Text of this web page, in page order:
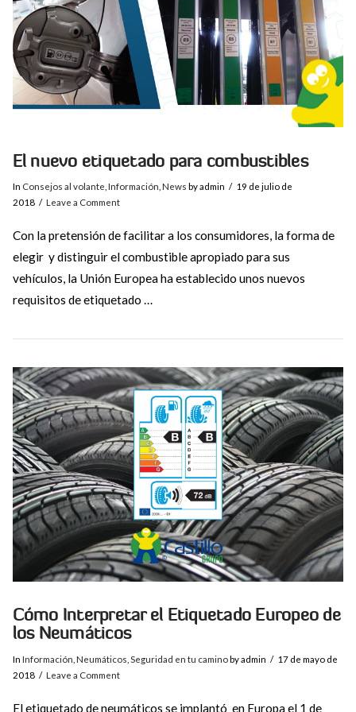
VIEW POST
El nuevo etiquetado para combustibles
In Consejos al volante Información News by admin
19 de julio de
2018
Leave a Comment
Con la pretensión de facilitar a los consumidores, la forma de
elegir y distinguir el combustible apropiado para sus
vehículos, la Unión Europea ha establecido unos nuevos
requisitos de etiquetado …
Cómo Interpretar el Etiquetado Europeo de
los Neumáticos
In Información Neumáticos Seguridad en tu caminoby admin
17 de mayo de
2018
Leave a Comment
El etiquetado de neumáticos se implantó en Europa el 1 de